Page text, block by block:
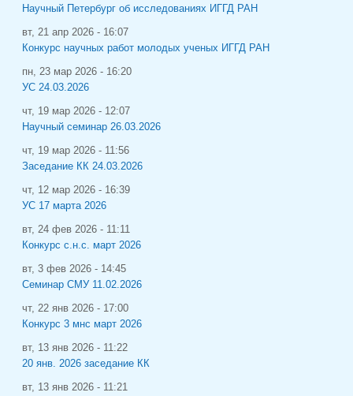
Научный Петербург об исследованиях ИГГД РАН
вт, 21 апр 2026 - 16:07
Конкурс научных работ молодых ученых ИГГД РАН
пн, 23 мар 2026 - 16:20
УС 24.03.2026
чт, 19 мар 2026 - 12:07
Научный семинар 26.03.2026
чт, 19 мар 2026 - 11:56
Заседание КК 24.03.2026
чт, 12 мар 2026 - 16:39
УС 17 марта 2026
вт, 24 фев 2026 - 11:11
Конкурс с.н.с. март 2026
вт, 3 фев 2026 - 14:45
Семинар СМУ 11.02.2026
чт, 22 янв 2026 - 17:00
Конкурс 3 мнс март 2026
вт, 13 янв 2026 - 11:22
20 янв. 2026 заседание КК
вт, 13 янв 2026 - 11:21